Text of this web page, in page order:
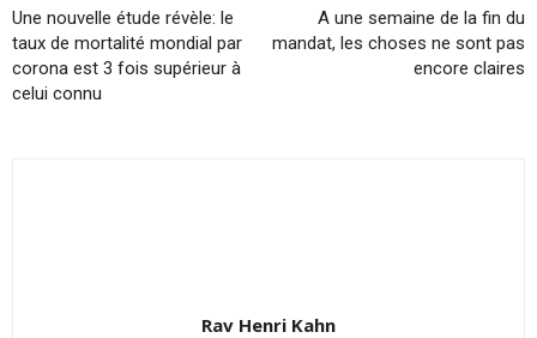
Une nouvelle étude révèle: le
taux de mortalité mondial par
corona est 3 fois supérieur à
celui connu
A une semaine de la fin du
mandat, les choses ne sont pas
encore claires
Rav Henri Kahn